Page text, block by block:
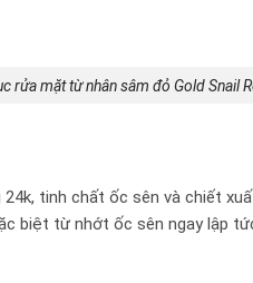
rửa mặt từ nhân sâm đỏ Gold Snail
tinh chất ốc sên và chiết
biệt từ nhớt ốc sên ngay lập